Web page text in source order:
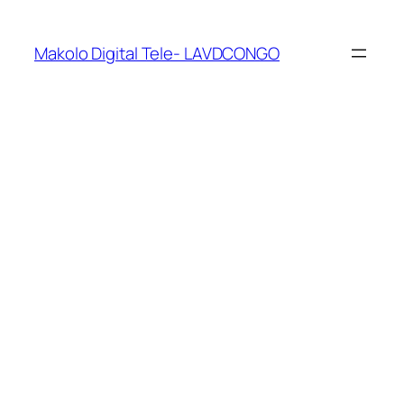
Makolo Digital Tele- LAVDCONGO